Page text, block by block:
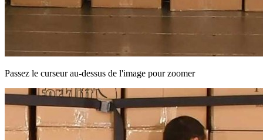
Passez le curseur au-dessus de l'image pour zoomer